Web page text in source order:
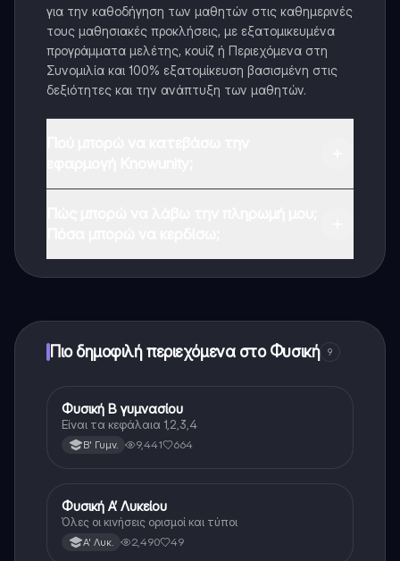
για την καθοδήγηση των μαθητών στις καθημερινές
τους μαθησιακές προκλήσεις, με εξατομικευμένα
προγράμματα μελέτης, κουίζ ή Περιεχόμενα στη
Συνομιλία και 100% εξατομίκευση βασισμένη στις
δεξιότητες και την ανάπτυξη των μαθητών.
Πιο δημοφιλή περιεχόμενα στο Φυσική 9
Φυσική
Φυσική Β γυμνασίου
Είναι τα κεφάλαια 1,2,3,4
Β' Γυμν. 9,441 664
Φυσική
Φυσική Α’ Λυκείου
Όλες οι κινήσεις ορισμοί και τύποι
Α' Λυκ. 2,490 49